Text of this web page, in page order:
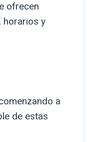
ofrecen
horarios y
a
de estas